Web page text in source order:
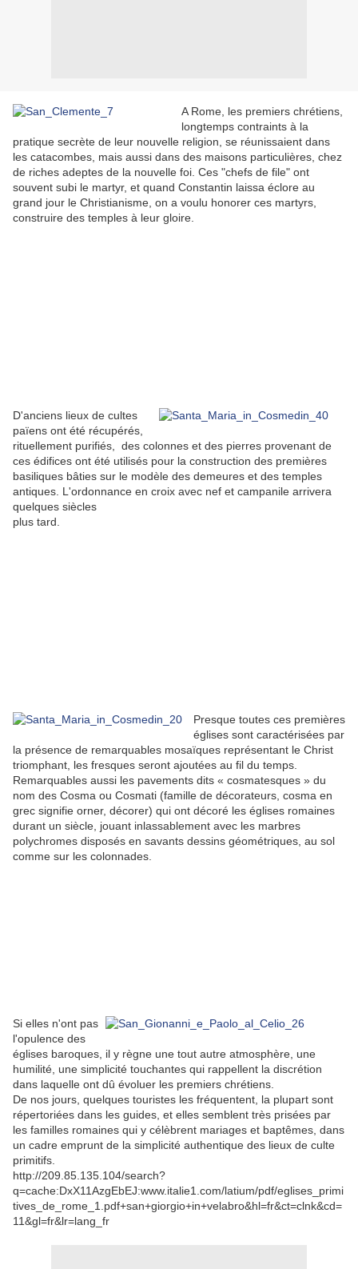
A Rome, les premiers chrétiens,
longtemps contraints à la
pratique secrète de leur nouvelle religion, se réunissaient dans
les catacombes, mais aussi dans des maisons particulières, chez
de riches adeptes de la nouvelle foi. Ces "chefs de file" ont
souvent subi le martyr, et quand Constantin laissa éclore au
grand jour le Christianisme, on a voulu honorer ces martyrs,
construire des temples à leur gloire.
D'anciens lieux de cultes
païens ont été récupérés,
rituellement purifiés, des colonnes et des pierres provenant de
ces édifices ont été utilisés pour la construction des premières
basiliques bâties sur le modèle des demeures et des temples
antiques. L'ordonnance en croix avec nef et campanile arrivera
quelques siècles
plus tard.
Presque toutes ces premières
églises sont caractérisées par
la présence de remarquables mosaïques représentant le Christ
triomphant, les fresques seront ajoutées au fil du temps.
Remarquables aussi les pavements dits « cosmatesques » du
nom des Cosma ou Cosmati (famille de décorateurs, cosma en
grec signifie orner, décorer) qui ont décoré les églises romaines
durant un siècle, jouant inlassablement avec les marbres
polychromes disposés en savants dessins géométriques, au sol
comme sur les colonnades.
Si elles n'ont pas
l'opulence des
églises baroques, il y règne une tout autre atmosphère, une
humilité, une simplicité touchantes qui rappellent la discrétion
dans laquelle ont dû évoluer les premiers chrétiens.
De nos jours, quelques touristes les fréquentent, la plupart sont
répertoriées dans les guides, et elles semblent très prisées par
les familles romaines qui y célèbrent mariages et baptêmes, dans
un cadre emprunt de la simplicité authentique des lieux de culte
primitifs.
http://209.85.135.104/search?
q=cache:DxX11AzgEbEJ:www.italie1.com/latium/pdf/eglises_primi
tives_de_rome_1.pdf+san+giorgio+in+velabro&hl=fr&ct=clnk&cd=
11&gl=fr&lr=lang_fr